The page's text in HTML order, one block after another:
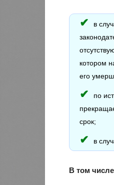
в
котором
его
по
срок;
в
В том